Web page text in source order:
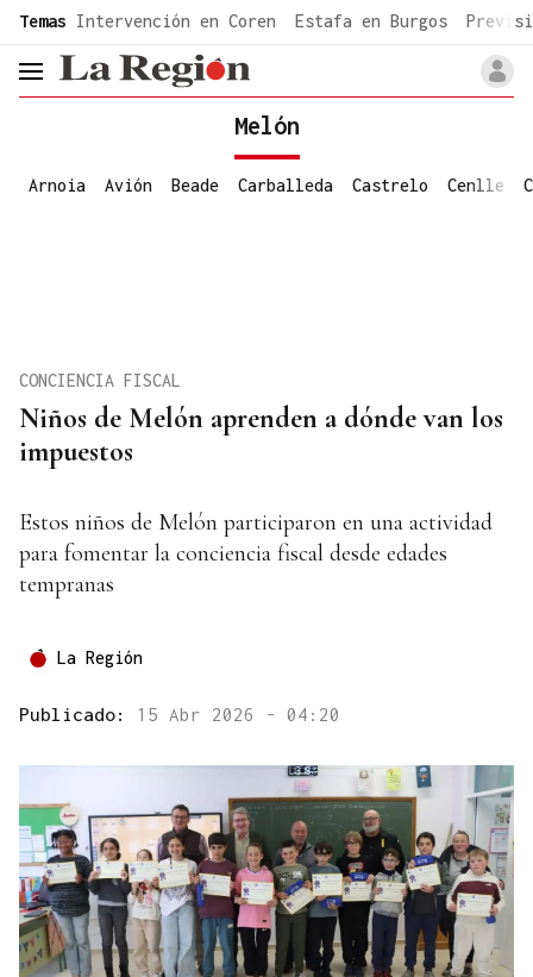
common.go-to-content
Temas Intervención en Coren Estafa en Burgos
header.menu.open
Melón
Arnoia Avión Beade Carballeda Castrelo Cenlle
Niños de Melón aprenden a dónde van los
impuestos
CONCIENCIA FISCAL
Estos niños de Melón participaron en una actividad
para fomentar la conciencia fiscal desde edades
tempranas
La Región
Publicado: 15 Abr 2026 - 04:20